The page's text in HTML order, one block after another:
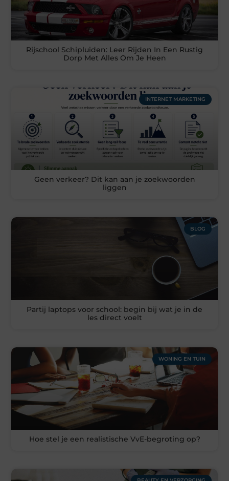
Rijschool Schipluiden: Leer Rijden In Een Rustig
Dorp Met Alles Om Je Heen
INTERNET MARKETING
Geen verkeer? Dit kan aan je zoekwoorden
liggen
BLOG
Partij laptops voor school: begin bij wat je in de
les direct voelt
WONING EN TUIN
Hoe stel je een realistische VvE-begroting op?